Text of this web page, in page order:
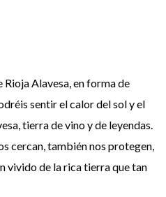
Alavesa, en forma de
sentir el calor del sol y el
tierra de vino y de leyendas.
cercan, también nos protegen,
vivido de la rica tierra que tan